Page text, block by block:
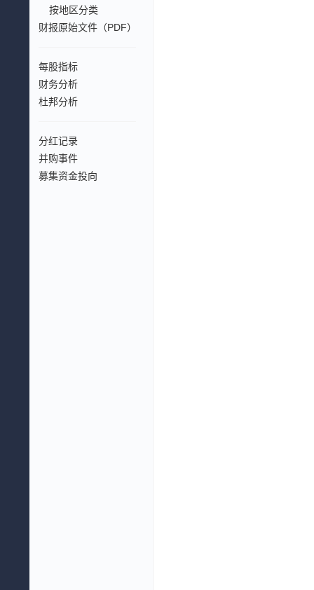
按地区分类
财报原始文件（PDF）
每股指标
财务分析
杜邦分析
分红记录
并购事件
募集资金投向